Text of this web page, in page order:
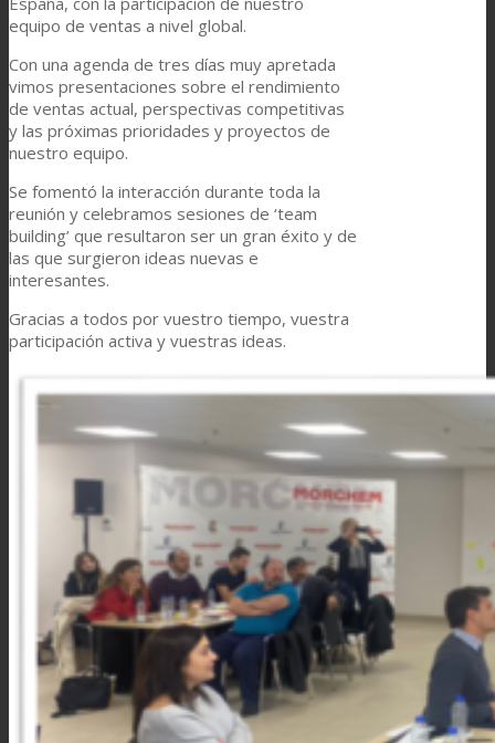
Contacto
Buscar
Menú Menú
equipo de ventas a nivel global.
Con una agenda de tres días muy apretada
vimos presentaciones sobre el rendimiento
de ventas actual, perspectivas competitivas
y las próximas prioridades y proyectos de
nuestro equipo.
Se fomentó la interacción durante toda la
reunión y celebramos sesiones de ‘team
building’ que resultaron ser un gran éxito y de
las que surgieron ideas nuevas e
interesantes.
Gracias a todos por vuestro tiempo, vuestra
participación activa y vuestras ideas.